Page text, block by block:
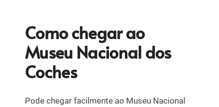
Como chegar ao
Museu Nacional dos
Coches
Pode chegar facilmente ao Museu Nacional